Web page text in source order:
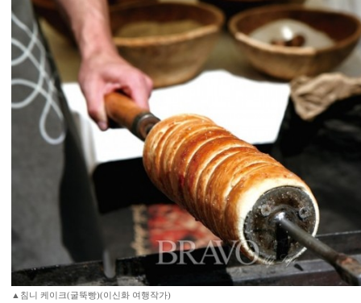
▲침니 케이크(굴뚝빵)(이신화 여행작가)